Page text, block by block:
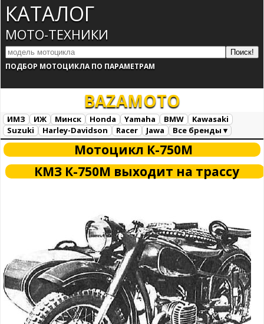
КАТАЛОГ
МОТО-ТЕХНИКИ
ПОДБОР МОТОЦИКЛА ПО ПАРАМЕТРАМ
BAZAMOTO
ИМЗ ИЖ Минск Honda Yamaha BMW
Kawasaki
Suzuki
Harley-Davidson Racer Jawa
Все бренды ▾
Все марки
Загрузка...Мотоцикл К-750М
КМЗ К-750М выходит на трассу